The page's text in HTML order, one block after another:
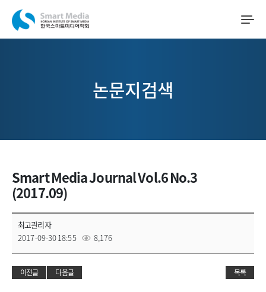
논문지검색
Smart Media Journal Vol.6 No.3
(2017.09)
최고관리자
2017-09-30 18:55
8,176
이전글 다음글 목록